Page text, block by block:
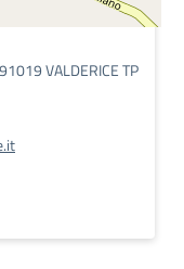
VALDERICE TP